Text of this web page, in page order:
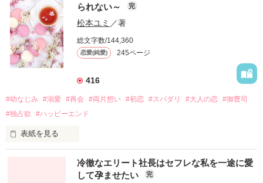
られない～
完
松本ユミ ／著
総文字数/144,360
恋愛(純愛) 245ページ
416
#幼なじみ #溺愛 #再会 #両片想い #初恋 #スパダリ #大人の恋 #御曹司
#独占欲
#ハッピーエンド
表紙を見る
冷徹なエリート社長はセフレな私を一途に愛
して孕ませたい
完